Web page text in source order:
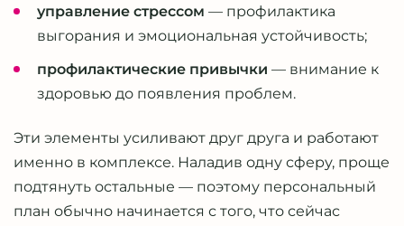
управление стрессом — профилактика
выгорания и эмоциональная устойчивость;
профилактические привычки — внимание к
здоровью до появления проблем.
Эти элементы усиливают друг друга и работают
именно в комплексе. Наладив одну сферу, проще
подтянуть остальные — поэтому персональный
план обычно начинается с того, что сейчас